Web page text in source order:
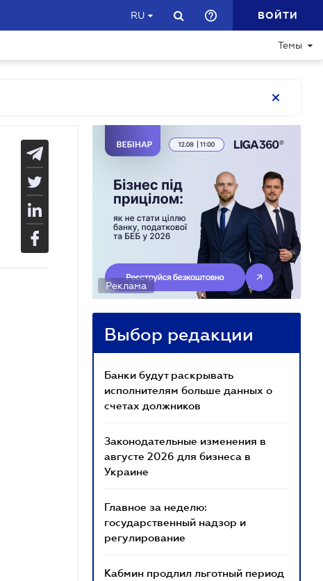
RU ВОЙТИ
Темы
Реклама
Выбор редакции
Банки будут раскрывать
исполнителям больше данных о
счетах должников
Законодательные изменения в
августе 2026 для бизнеса в
Украине
Главное за неделю:
государственный надзор и
регулирование
Кабмин продлил льготный период